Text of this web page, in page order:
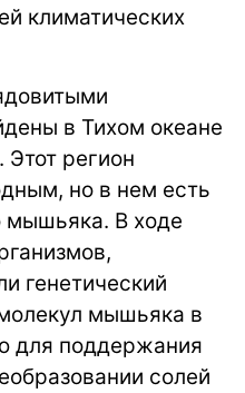
климатических
в Тихом океане
регион
но в нем есть
мышьяка. В ходе
генетический
мышьяка в
для поддержания
солей